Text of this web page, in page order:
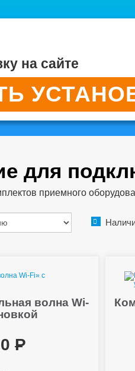
на сайте
для
приемного
волна Wi-